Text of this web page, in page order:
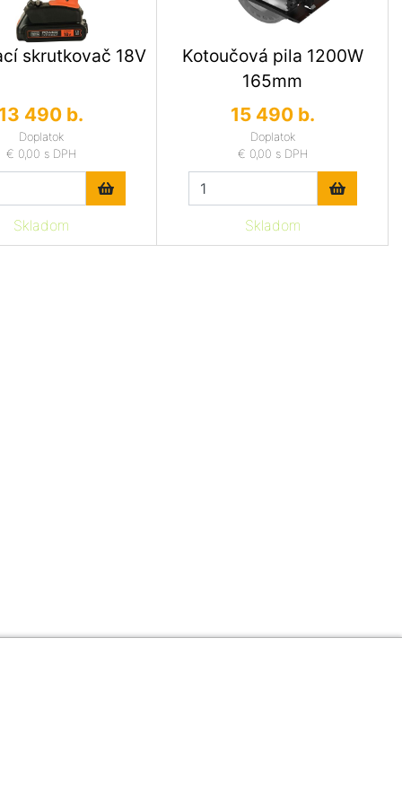
skrutkovač 18V
490 b.
Doplatok
€ 0,00 s DPH
Skladom
Kotoučová pila 1200W
165mm
15 490 b.
Doplatok
€ 0,00 s DPH
Skladom